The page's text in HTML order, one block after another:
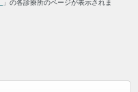
」の各診療所のページが表示されま